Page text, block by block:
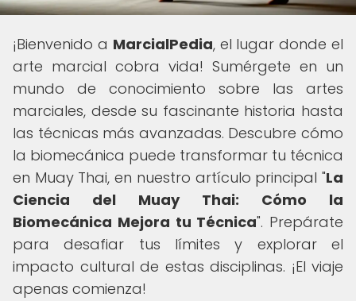
¡Bienvenido a MarcialPedia, el lugar donde el
arte marcial cobra vida! Sumérgete en un
mundo de conocimiento sobre las artes
marciales, desde su fascinante historia hasta
las técnicas más avanzadas. Descubre cómo
la biomecánica puede transformar tu técnica
en Muay Thai, en nuestro artículo principal "La
Ciencia del Muay Thai: Cómo la
Biomecánica Mejora tu Técnica". Prepárate
para desafiar tus límites y explorar el
impacto cultural de estas disciplinas. ¡El viaje
apenas comienza!